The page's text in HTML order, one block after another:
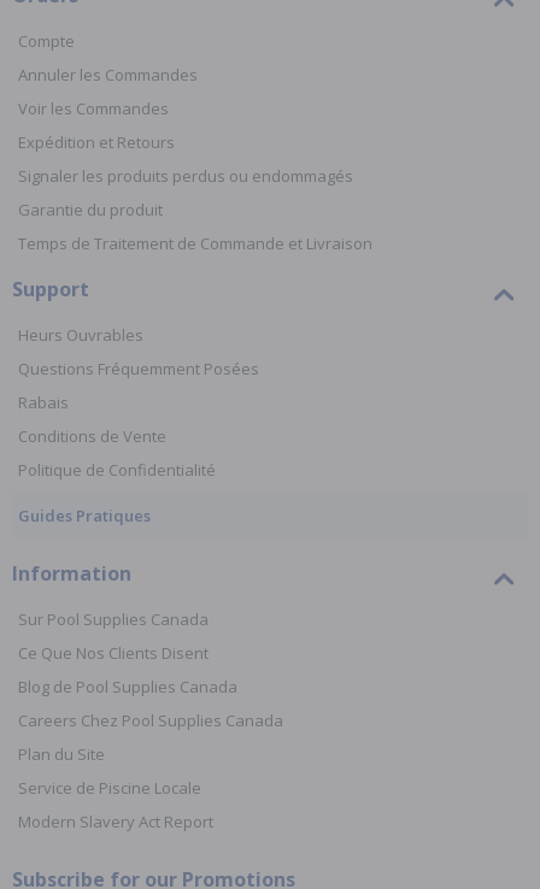
Compte
Annuler les Commandes
Voir les Commandes
Expédition et Retours
Signaler les produits perdus ou endommagés
Garantie du produit
Temps de Traitement de Commande et Livraison
Support
Heurs Ouvrables
Questions Fréquemment Posées
Rabais
Conditions de Vente
Politique de Confidentialité
Guides Pratiques
Information
Sur Pool Supplies Canada
Ce Que Nos Clients Disent
Blog de Pool Supplies Canada
Careers Chez Pool Supplies Canada
Plan du Site
Service de Piscine Locale
Modern Slavery Act Report
Subscribe for our Promotions